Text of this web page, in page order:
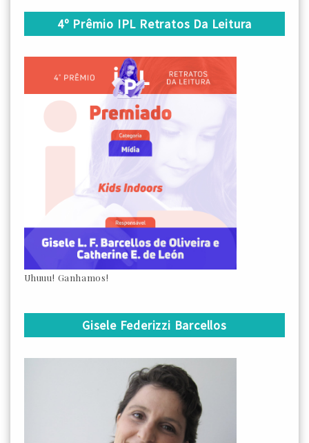
4º Prêmio IPL Retratos Da Leitura
Uhuuu! Ganhamos!
Gisele Federizzi Barcellos